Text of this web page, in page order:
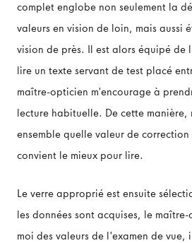
complet englobe non seulement la
valeurs en vision de loin, mais aussi
vision de près. Il est alors équipé de
lire un texte servant de test placé
maître-opticien m'encourage à
lecture habituelle. De cette manière,
ensemble quelle valeur de correction
convient le mieux pour lire.
Le verre approprié est ensuite
les données sont acquises, le
moi des valeurs de l'examen de vue,